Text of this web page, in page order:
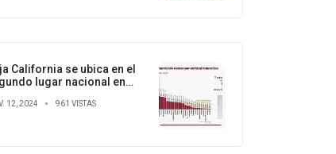
California se ubica en el
lugar nacional en
12, 2024 961 VISTAS